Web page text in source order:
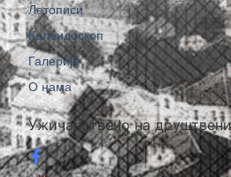
Ужичанствено на
Летописи
Калеидоскоп
Галерије
О нама